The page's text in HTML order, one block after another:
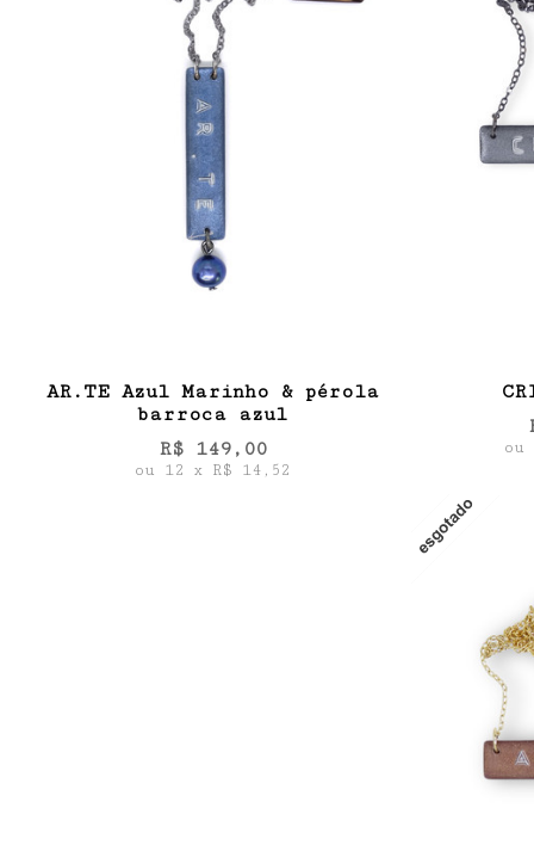
AR.TE Azul Marinho & pérola
barroca azul
R$ 149,00
ou 12 x R$ 14,52
ou